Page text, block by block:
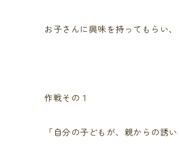
お子さんに興味を持ってもらい
作戦その１
「自分の子どもが、親からの誘